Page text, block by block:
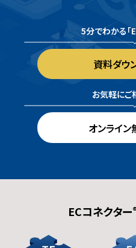
5分でわかる「
資料ダウ
お気軽にご
オンライ
ECコネクター®